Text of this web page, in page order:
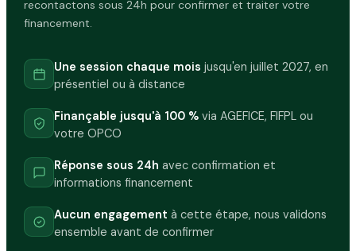
recontactons sous 24h pour confirmer et traiter votre
financement.
Une session chaque mois jusqu'en juillet 2027, en
présentiel ou à distance
Finançable jusqu'à 100 % via AGEFICE, FIFPL ou
votre OPCO
Réponse sous 24h avec confirmation et
informations financement
Aucun engagement à cette étape, nous validons
ensemble avant de confirmer